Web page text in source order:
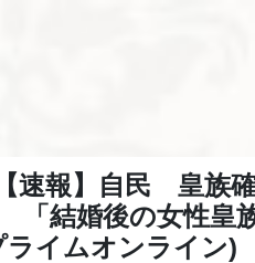
速報】自民 皇族
結婚後の女性皇
ライムオンライン)